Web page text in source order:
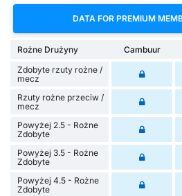
DATA FOR PREMIUM
Rożne Drużyny Cambuur
Zdobyte rzuty rożne /
mecz
Rzuty rożne przeciw /
mecz
Powyżej 2.5 - Rożne
Zdobyte
Powyżej 3.5 - Rożne
Zdobyte
Powyżej 4.5 - Rożne
Zdobyte